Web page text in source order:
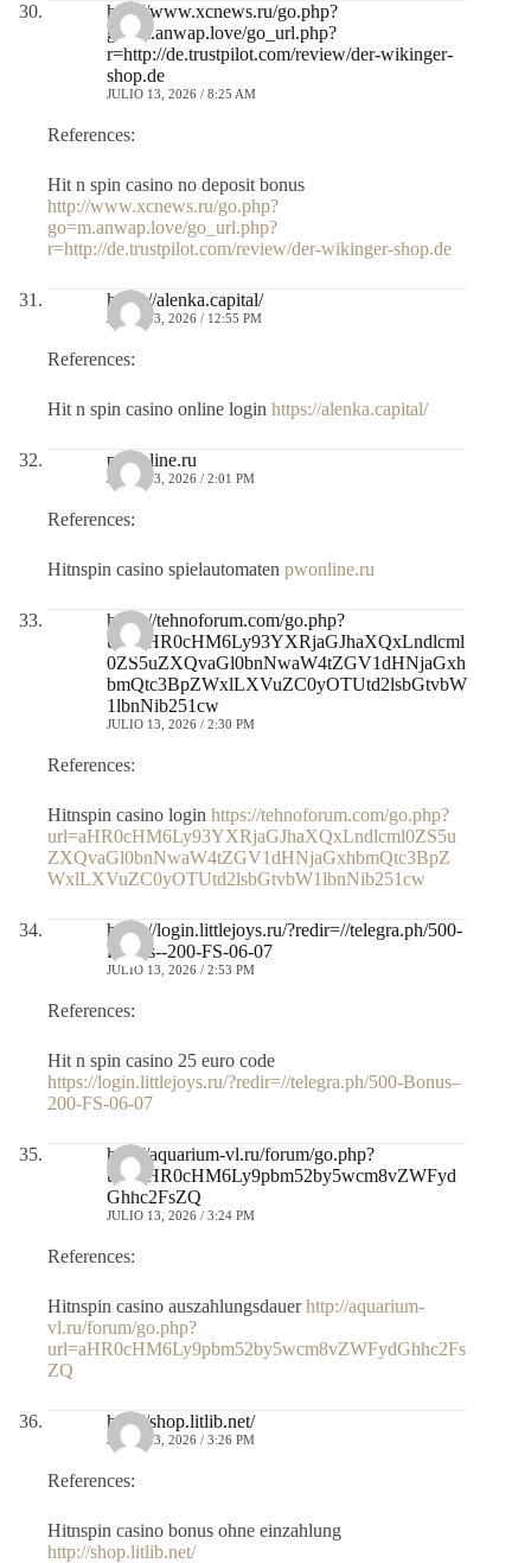
http://www.xcnews.ru/go.php?
go=m.anwap.love/go_url.php?
r=http://de.trustpilot.com/review/der-wikinger-
shop.de
JULIO 13, 2026 / 8:25 AM
References:
Hit n spin casino no deposit bonus
http://www.xcnews.ru/go.php?
go=m.anwap.love/go_url.php?
r=http://de.trustpilot.com/review/der-wikinger-shop.de
https://alenka.capital/
JULIO 13, 2026 / 12:55 PM
References:
Hit n spin casino online login https://alenka.capital/
pwonline.ru
JULIO 13, 2026 / 2:01 PM
References:
Hitnspin casino spielautomaten pwonline.ru
https://tehnoforum.com/go.php?
url=aHR0cHM6Ly93YXRjaGJhaXQxLndlcml
0ZS5uZXQvaGl0bnNwaW4tZGV1dHNjaGxh
bmQtc3BpZWxlLXVuZC0yOTUtd2lsbGtvbW
1lbnNib251cw
JULIO 13, 2026 / 2:30 PM
References:
Hitnspin casino login https://tehnoforum.com/go.php?
url=aHR0cHM6Ly93YXRjaGJhaXQxLndlcml0ZS5u
ZXQvaGl0bnNwaW4tZGV1dHNjaGxhbmQtc3BpZ
WxlLXVuZC0yOTUtd2lsbGtvbW1lbnNib251cw
https://login.littlejoys.ru/?redir=//telegra.ph/500-
Bonus--200-FS-06-07
JULIO 13, 2026 / 2:53 PM
References:
Hit n spin casino 25 euro code
https://login.littlejoys.ru/?redir=//telegra.ph/500-Bonus–
200-FS-06-07
http://aquarium-vl.ru/forum/go.php?
url=aHR0cHM6Ly9pbm52by5wcm8vZWFyd
Ghhc2FsZQ
JULIO 13, 2026 / 3:24 PM
References:
Hitnspin casino auszahlungsdauerhttp://aquarium-
vl.ru/forum/go.php?
url=aHR0cHM6Ly9pbm52by5wcm8vZWFydGhhc2Fs
ZQ
http://shop.litlib.net/
JULIO 13, 2026 / 3:26 PM
References:
Hitnspin casino bonus ohne einzahlung
http://shop.litlib.net/